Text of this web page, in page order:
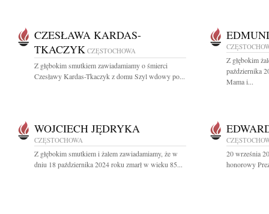
CZESŁAWA KARDAS-
TKACZYK CZĘSTOCHOWA
Z głębokim smutkiem zawiadamiamy o śmierci
Czesławy Kardas-Tkaczyk z domu Szyl wdowy po...
Z głębokim
października
Mama i...
WOJCIECH JĘDRYKA
CZĘSTOCHOWA
Z głębokim smutkiem i żalem zawiadamiamy, że w
dniu 18 października 2024 roku zmarł w wieku 85...
20 września
honorowy